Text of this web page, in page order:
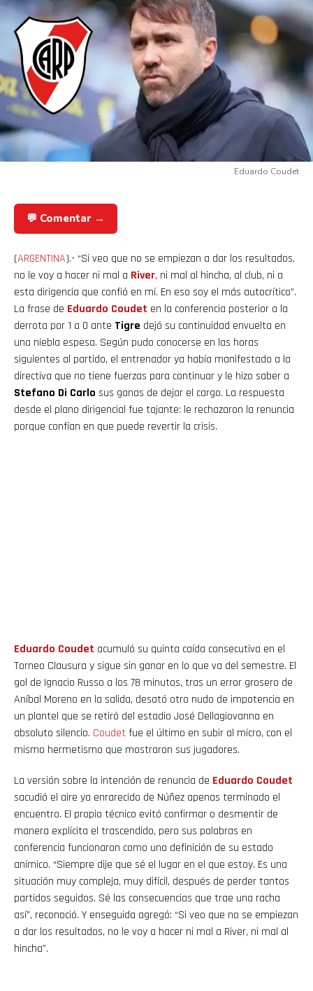
Eduardo Coudet
💬 Comentar →
(ARGENTINA).- “Si veo que no se empiezan a dar los resultados,
no le voy a hacer ni mal a River, ni mal al hincha, al club, ni a
esta dirigencia que confió en mí. En eso soy el más autocrítico”.
La frase de Eduardo Coudet en la conferencia posterior a la
derrota por 1 a 0 ante Tigre dejó su continuidad envuelta en
una niebla espesa. Según pudo conocerse en las horas
siguientes al partido, el entrenador ya había manifestado a la
directiva que no tiene fuerzas para continuar y le hizo saber a
Stefano Di Carlo sus ganas de dejar el cargo. La respuesta
desde el plano dirigencial fue tajante: le rechazaron la renuncia
porque confían en que puede revertir la crisis.
Eduardo Coudet acumuló su quinta caída consecutiva en el
Torneo Clausura y sigue sin ganar en lo que va del semestre. El
gol de Ignacio Russo a los 78 minutos, tras un error grosero de
Aníbal Moreno en la salida, desató otro nudo de impotencia en
un plantel que se retiró del estadio José Dellagiovanna en
absoluto silencio. Coudetfue el último en subir al micro, con el
mismo hermetismo que mostraron sus jugadores.
La versión sobre la intención de renuncia de Eduardo Coudet
sacudió el aire ya enrarecido de Núñez apenas terminado el
encuentro. El propio técnico evitó confirmar o desmentir de
manera explícita el trascendido, pero sus palabras en
conferencia funcionaron como una definición de su estado
anímico. “Siempre dije que sé el lugar en el que estoy. Es una
situación muy compleja, muy difícil, después de perder tantos
partidos seguidos. Sé las consecuencias que trae una racha
así”, reconoció. Y enseguida agregó: “Si veo que no se empiezan
a dar los resultados, no le voy a hacer ni mal a River, ni mal al
hincha”.